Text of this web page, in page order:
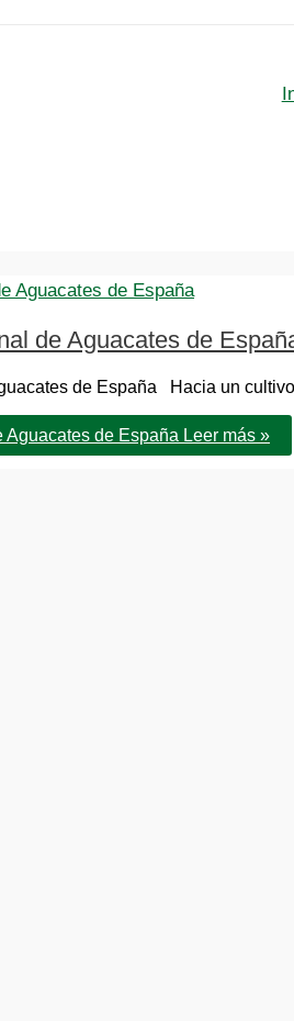
de Aguacates de
de España Hacia un
Aguacates de España Leer más »